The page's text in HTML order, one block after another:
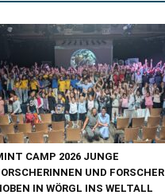
CAMP 2026 JUNGE
UND FORSCHER
IN WÖRGL INS WELTALL